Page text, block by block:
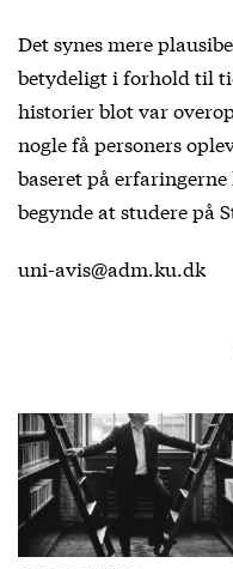
Det synes mere
betydeligt i forhold til
historier blot var
nogle få personers
baseret på
begynde at studere på
uni-avis@adm.ku.dk